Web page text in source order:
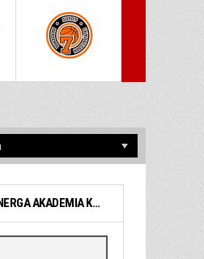
ENERGA AKADEMIA KOSZYKÓWKI 7 TREFL SOPOT